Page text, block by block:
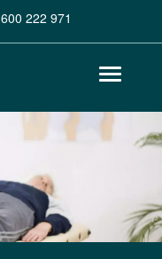
600 222 971
Toggle